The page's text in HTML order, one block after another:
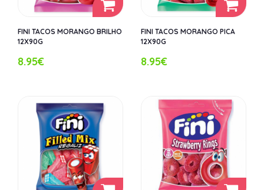
FINI TACOS MORANGO BRILHO
12X90G
8.95€
FINI TACOS MORANGO PICA
12X90G
8.95€